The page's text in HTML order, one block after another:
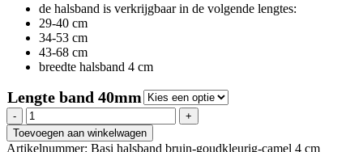
de halsband is verkrijgbaar in de volgende lengtes:
29-40 cm
34-53 cm
43-68 cm
breedte halsband 4 cm
Lengte band 40mm
Regazi
halsband
bruin-
Toevoegen aan winkelwagen
Artikelnummer: Basi halsband bruin-goudkleurig-camel 4 cm